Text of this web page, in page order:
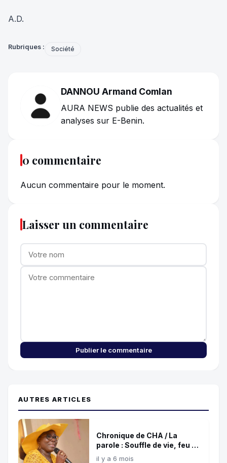
A.D.
Rubriques : Société
DANNOU Armand Comlan
AURA NEWS publie des actualités et
analyses sur E-Benin.
0 commentaire
Aucun commentaire pour le moment.
Laisser un commentaire
Publier le commentaire
AUTRES ARTICLES
Chronique de CHA / La
parole : Souffle de vie, feu de
destruction !
il y a 6 mois